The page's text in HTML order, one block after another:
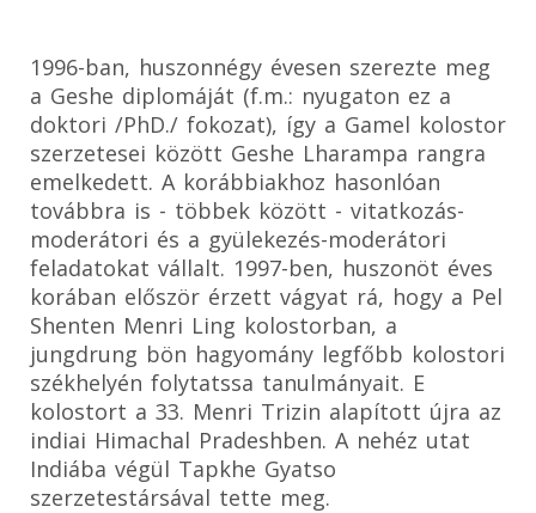
1996-ban, huszonnégy évesen szerezte meg
a Geshe diplomáját (f.m.: nyugaton ez a
doktori /PhD./ fokozat), így a Gamel kolostor
szerzetesei között Geshe Lharampa rangra
emelkedett. A korábbiakhoz hasonlóan
továbbra is - többek között - vitatkozás-
moderátori és a gyülekezés-moderátori
feladatokat vállalt. 1997-ben, huszonöt éves
korában először érzett vágyat rá, hogy a Pel
Shenten Menri Ling kolostorban, a
jungdrung bön hagyomány legfőbb kolostori
székhelyén folytatssa tanulmányait. E
kolostort a 33. Menri Trizin alapított újra az
indiai Himachal Pradeshben. A nehéz utat
Indiába végül Tapkhe Gyatso
szerzetestársával tette meg.